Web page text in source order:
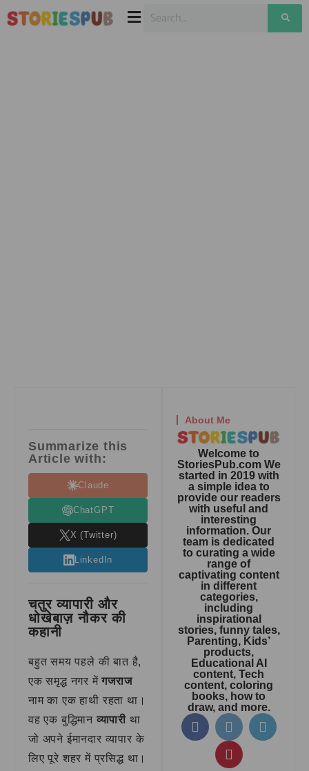
Summarize this
Article with:
Claude
ChatGPT
X (Twitter)
LinkedIn
चतुर व्यापारी और
धोखेबाज़ नौकर की
कहानी
बहुत समय पहले की बात है,
एक समृद्ध नगर मेंगजराज
नाम का एक हाथी रहता था।
वह एक बुद्धिमान व्यापारी था
जो अपने ईमानदार व्यापार के
लिए पूरे शहर में प्रसिद्ध था।
About Me
Welcome to
StoriesPub.com We
started in 2019 with
a simple idea to
provide our readers
with useful and
interesting
information. Our
team is dedicated
to curating a wide
range of
captivating content
in different
categories,
including
inspirational
stories, funny tales,
Parenting, Kids’
products,
Educational AI
content, Tech
content, coloring
books, how to
draw, and more.